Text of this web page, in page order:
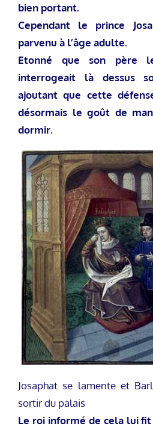
bien portant.
Cependant le prince
parvenu à l’âge adulte.
Etonné que son père
interrogeait là dessus
ajoutant que cette
désormais le goût de
dormir.
Josaphat se lamente et
sortir du palais
Le roi informé de cela lui